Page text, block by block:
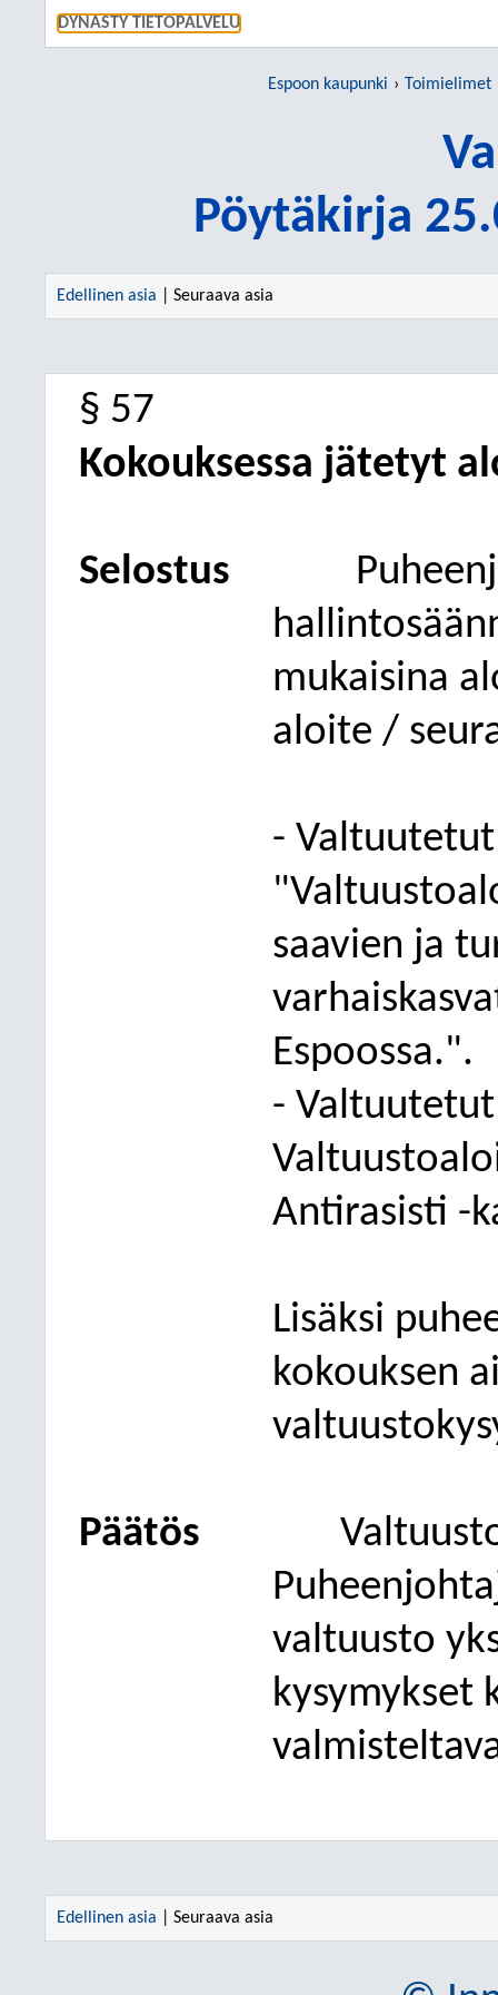
DYNASTY TIETOPALVELU
Espoon kaupunki Toimielimet
Pöytäkirja
Edellinen asia | Seuraava asia
§ 57
Kokouksessa jätetyt
Selostus
mukaisina
aloite /
-
saavien ja
Espoossa.".
-
Antirasisti -
Lisäksi
kokouksen
Päätös
valtuusto
kysymykset
Edellinen asia | Seuraava asia